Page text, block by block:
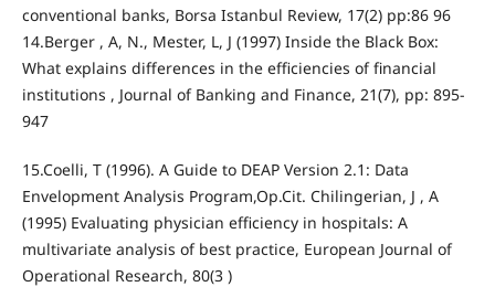
conventional banks, Borsa Istanbul Review, 17(2) pp:86 96
14.Berger , A, N., Mester, L, J (1997) Inside the Black Box:
What explains differences in the efficiencies of financial
institutions , Journal of Banking and Finance, 21(7), pp: 895-
947
15.Coelli, T (1996). A Guide to DEAP Version 2.1: Data
Envelopment Analysis Program,Op.Cit. Chilingerian, J , A
(1995) Evaluating physician efficiency in hospitals: A
multivariate analysis of best practice, European Journal of
Operational Research, 80(3 )